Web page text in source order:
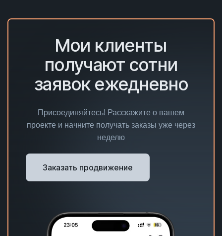
Мои клиенты
получают сотни
заявок ежедневно
Присоединяйтесь! Расскажите о вашем
проекте и начните получать заказы уже через
неделю
Заказать продвижение